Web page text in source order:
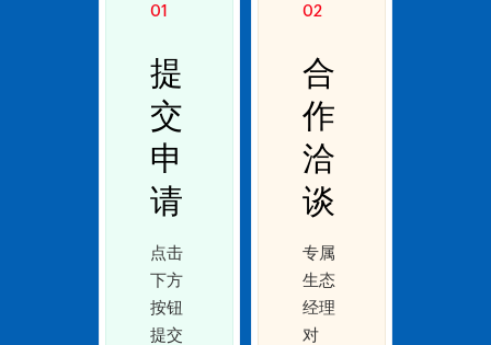
01
提
交
申
请
点击
下方
按钮
提交
02
合
作
洽
谈
专属
生态
经理
对